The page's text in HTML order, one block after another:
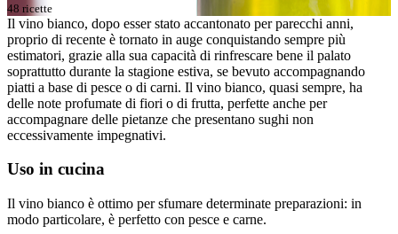
48 ricette
Il vino bianco, dopo esser stato accantonato per parecchi anni,
proprio di recente è tornato in auge conquistando sempre più
estimatori, grazie alla sua capacità di rinfrescare bene il palato
soprattutto durante la stagione estiva, se bevuto accompagnando
piatti a base di pesce o di carni. Il vino bianco, quasi sempre, ha
delle note profumate di fiori o di frutta, perfette anche per
accompagnare delle pietanze che presentano sughi non
eccessivamente impegnativi.
Uso in cucina
Il vino bianco è ottimo per sfumare determinate preparazioni: in
modo particolare, è perfetto con pesce e carne.